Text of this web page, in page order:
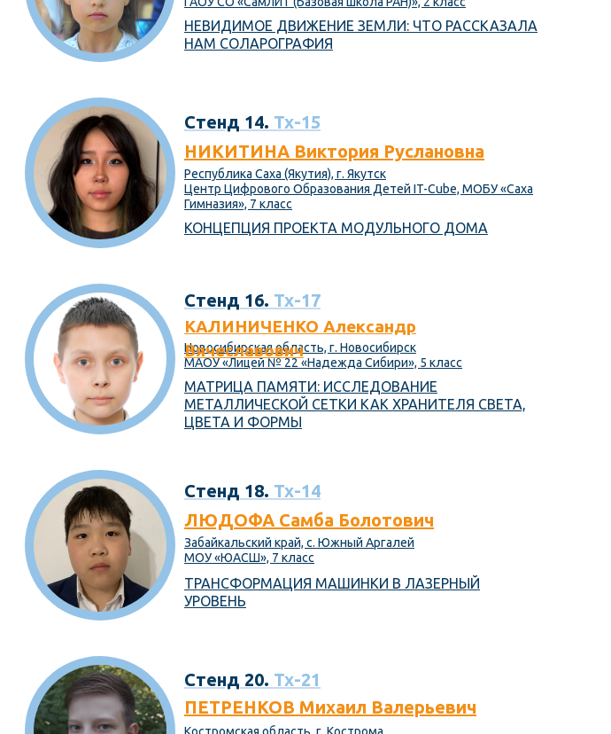
НЕВИДИМОЕ ДВИЖЕНИЕ ЗЕМЛИ: ЧТО РАССКАЗАЛА
НАМ СОЛАРОГРАФИЯ
Республика Саха (Якутия), г. Якутск
Центр Цифрового Образования Детей IT-Cube, МОБУ «Саха
Гимназия», 7 класс
КОНЦЕПЦИЯ ПРОЕКТА МОДУЛЬНОГО ДОМА
НИКИТИНА Виктория Руслановна
Стенд 14. Тх-15
Новосибирская область, г. Новосибирск
МАОУ «Лицей № 22 «Надежда Сибири», 5 класс
МАТРИЦА ПАМЯТИ: ИССЛЕДОВАНИЕ
МЕТАЛЛИЧЕСКОЙ СЕТКИ КАК ХРАНИТЕЛЯ СВЕТА,
ЦВЕТА И ФОРМЫ
КАЛИНИЧЕНКО Александр
Вячеславович
Стенд 16. Тх-17
Забайкальский край, с. Южный Аргалей
МОУ «ЮАСШ», 7 класс
ТРАНСФОРМАЦИЯ МАШИНКИ В ЛАЗЕРНЫЙ
УРОВЕНЬ
ЛЮДОФА Самба Болотович
Стенд 18. Тх-14
ПЕТРЕНКОВ Михаил Валерьевич
Стенд 20. Тх-21